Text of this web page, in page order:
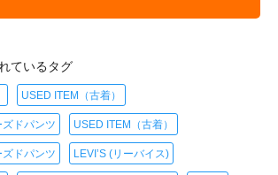
ているタグ
USED ITEM（古着）
ドパンツ USED ITEM（古着）
ドパンツ LEVI’S (リーバイス)